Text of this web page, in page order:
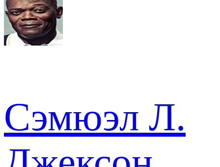
Сэмюэл Л.